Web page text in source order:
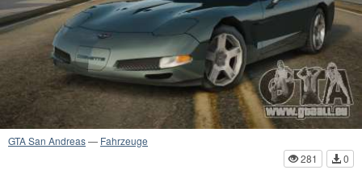
GTA San Andreas— Fahrzeuge
281
0